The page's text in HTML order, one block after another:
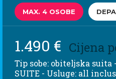
MAX. 4 OSOBE
1.490 € Cijena
Tip sobe: obiteljska suita
SUITE - Usluge: all